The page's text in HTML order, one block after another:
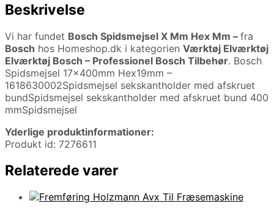
Beskrivelse
Vi har fundet Bosch Spidsmejsel X Mm Hex Mm – fra
Bosch hos Homeshop.dk i kategorien Værktøj Elværktøj
Elværktøj Bosch – Professionel Bosch Tilbehør. Bosch
Spidsmejsel 17x400mm Hex19mm –
1618630002Spidsmejsel sekskantholder med afskruet
bundSpidsmejsel sekskantholder med afskruet bund 400
mmSpidsmejsel
Yderlige produktinformationer:
Produkt id: 7276611
Relaterede varer